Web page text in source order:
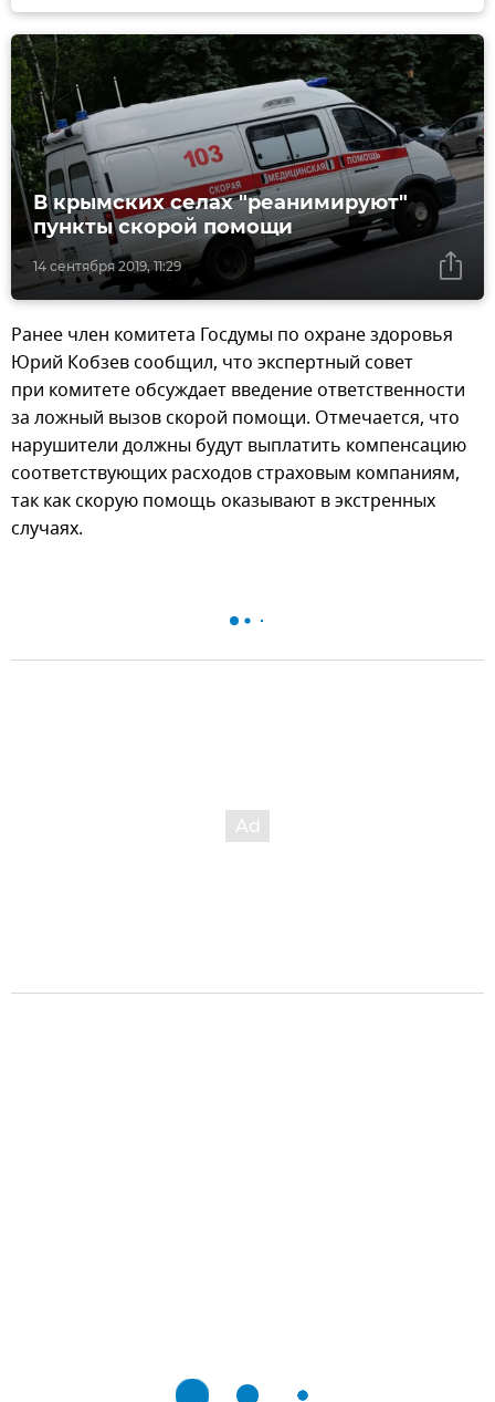
14 сентября 2019, 11:29
В крымских селах "реанимируют"
пункты скорой помощи
Ранее член комитета Госдумы по охране здоровья
Юрий Кобзев сообщил, что экспертный совет
при комитете обсуждает введение ответственности
за ложный вызов скорой помощи. Отмечается, что
нарушители должны будут выплатить компенсацию
соответствующих расходов страховым компаниям,
так как скорую помощь оказывают в экстренных
случаях.